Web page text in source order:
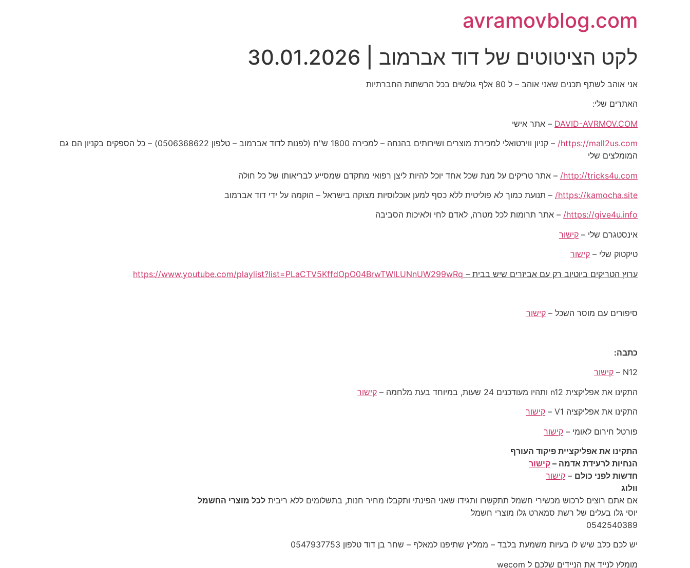
avramovblog.com
לקט הציטוטים של דוד אברמוב | 30.01.2026
אני אוהב לשתף תכנים שאני אוהב – ל 80 אלף גולשים בכל הרשתות החברתיות
האתרים שלי:
DAVID-AVRMOV.COM – אתר אישי
https://mall2us.com/
– קניון ווירטואלי למכירת מוצרים ושירותים בהנחה – למכירה 1800 ש"ח (לפנות לדוד אברמוב – טלפון 0506368622) – כל הספקים בקניון הם גם
המומלצים שלי
http://tricks4u.com/ – אתר טריקים על מנת שכל אחד יוכל להיות ליצן רפואי מתקדם שמסייע לבריאותו של כל חולה
https://kamocha.site/ – תנועת כמוך לא פוליטית ללא כסף למען אוכלוסיות מצוקה בישראל – הוקמה על ידי דוד אברמוב
https://give4u.info/ – אתר תרומות לכל מטרה, לאדם לחי ולאיכות הסביבה
אינסטגרם שלי – קישור
טיקטוק שלי – קישור
ערוץ הטריקים ביוטיוב רק עם אביזרים שיש בבית – https://www.youtube.com/playlist?list=PLaCTV5KffdOpO04BrwTWlLUNnUW299wRq
סיפורים עם מוסר השכל – קישור
כתבה:
N12 –
קישור
התקינו את אפליקצית n12 ותהיו מעודכנים 24 שעות, במיוחד בעת מלחמה –
קישור
התקינו את אפליקציה V1 –
קישור
פורטל חירום לאומי – קישור
התקינו את אפליקציית פיקוד העורף
הנחיות לרעידת אדמה – קישור
חדשות לפני כולם – קישור
וולוג
לכל מוצרי החשמל
יוסי גלו בעלים של רשת סמארט גלו מוצרי חשמל
‎0542540389‎
יש לכם כלב שיש לו בעיות משמעת בלבד – ממליץ שתיפנו למאלף – שחר בן דוד טלפון 0547937753
מומלץ לנייד את הניידים שלכם ל wecom